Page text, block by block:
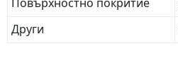
Други